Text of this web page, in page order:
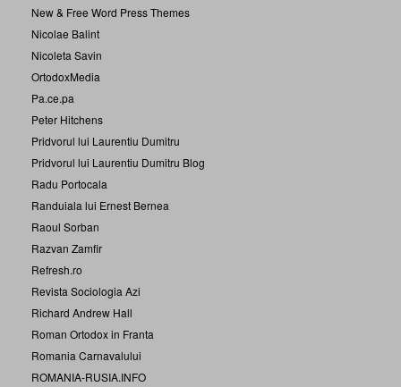
New & Free Word Press Themes
Nicolae Balint
Nicoleta Savin
OrtodoxMedia
Pa.ce.pa
Peter Hitchens
Pridvorul lui Laurentiu Dumitru
Pridvorul lui Laurentiu Dumitru Blog
Radu Portocala
Randuiala lui Ernest Bernea
Raoul Sorban
Razvan Zamfir
Refresh.ro
Revista Sociologia Azi
Richard Andrew Hall
Roman Ortodox in Franta
Romania Carnavalului
ROMANIA-RUSIA.INFO